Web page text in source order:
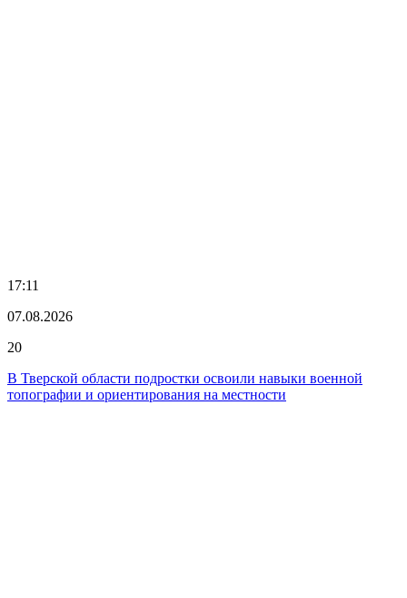
17:11
07.08.2026
20
В Тверской области подростки освоили навыки военной
топографии и ориентирования на местности